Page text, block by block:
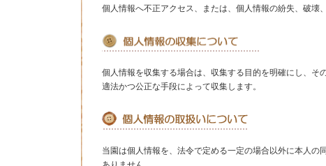
個人情報へ不正アクセス、または、個人情報の紛失、破壊
個人情報を収集する場合は、収集する目的を明確にし、そ
適法かつ公正な手段によって収集します。
当園は個人情報を、法令で定める一定の場合以外に本人の